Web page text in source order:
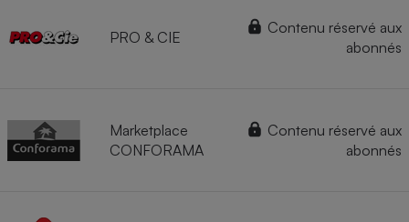
PRO & CIE
Contenu réservé aux
abonnés
Marketplace
CONFORAMA
Contenu réservé aux
abonnés